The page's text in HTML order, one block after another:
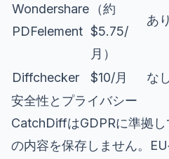
Wondershare
PDFelement
（約
$5.75/
月）
あり
Diffchecker $10/月 なし
安全性とプライバシー
CatchDiffはGDPRに準拠し
の内容を保存しません。